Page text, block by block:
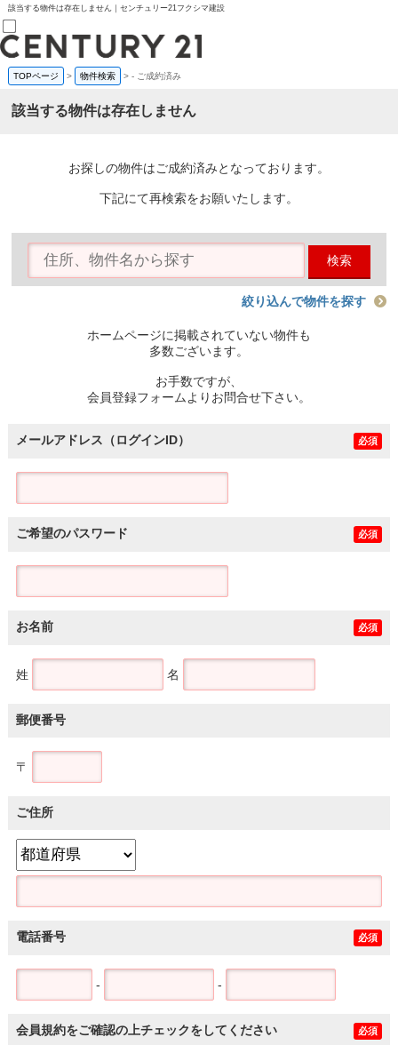
該当する物件は存在しません｜センチュリー21フクシマ建設
売買部
0120-800-844
賃貸部
会員メニュー
物件を探す
購入TOP
条件から探す
住宅ローン控除シミュレータ
TOPページ > 物件検索 >- ご成約済み
該当する物件は存在しません
お探しの物件はご成約済みとなっております。
下記にて再検索をお願いたします。
検索
絞り込んで物件を探す
ホームページに掲載されていない物件も
多数ございます。
お手数ですが、
会員登録フォームよりお問合せ下さい。
メールアドレス（ログインID） 必須
ご希望のパスワード 必須
お名前 必須
姓 名
郵便番号
〒
ご住所
電話番号 必須
- -
会員規約をご確認の上チェックをしてください 必須